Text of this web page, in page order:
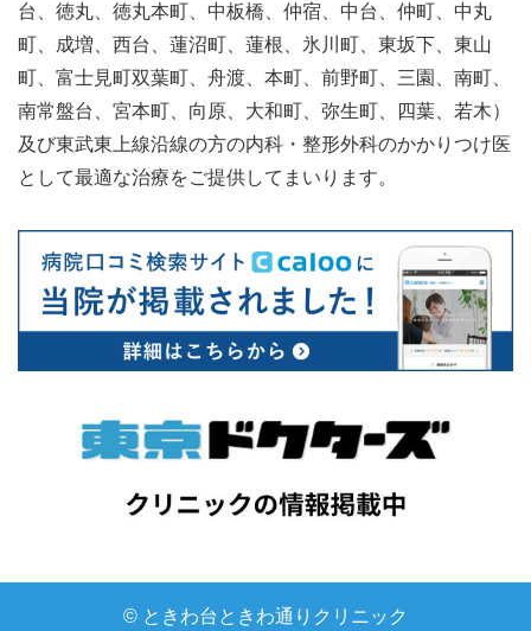
台、徳丸、徳丸本町、中板橋、仲宿、中台、仲町、中丸
町、成増、西台、蓮沼町、蓮根、氷川町、東坂下、東山
町、富士見町双葉町、舟渡、本町、前野町、三園、南町、
南常盤台、宮本町、向原、大和町、弥生町、四葉、若木）
及び東武東上線沿線の方の内科・整形外科のかかりつけ医
として最適な治療をご提供してまいります。
© ときわ台ときわ通りクリニック